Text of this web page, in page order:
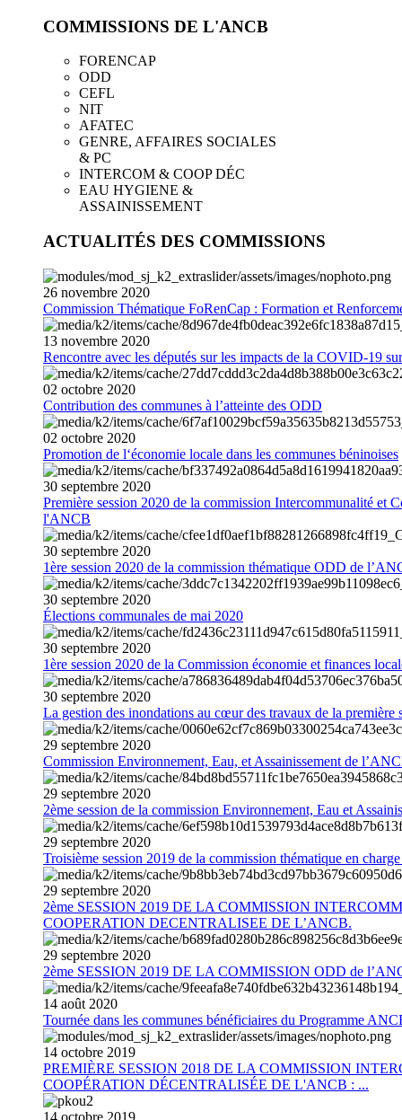
COMMISSIONS DE L'ANCB
FORENCAP
ODD
CEFL
NIT
AFATEC
GENRE, AFFAIRES SOCIALES
& PC
INTERCOM & COOP DÉC
EAU HYGIENE &
ASSAINISSEMENT
ACTUALITÉS DES COMMISSIONS
26 novembre 2020
Commission Thématique FoRenCap : Formation et
13 novembre 2020
Rencontre avec les députés sur les impacts de la COVID-19
02 octobre 2020
Contribution des communes à l’atteinte des ODD
02 octobre 2020
Promotion de l‘économie locale dans les communes béninoises
30 septembre 2020
Première session 2020 de la commission Intercommunalité et
l'ANCB
30 septembre 2020
1ère session 2020 de la commission thématique ODD de
30 septembre 2020
Élections communales de mai 2020
30 septembre 2020
1ère session 2020 de la Commission économie et finances
30 septembre 2020
La gestion des inondations au cœur des travaux de la première
29 septembre 2020
Commission Environnement, Eau, et Assainissement de
29 septembre 2020
2ème session de la commission Environnement, Eau et
29 septembre 2020
Troisième session 2019 de la commission thématique en
29 septembre 2020
2ème SESSION 2019 DE LA COMMISSION
COOPERATION DECENTRALISEE DE L’ANCB.
29 septembre 2020
2ème SESSION 2019 DE LA COMMISSION ODD de
14 août 2020
Tournée dans les communes bénéficiaires du Programme
14 octobre 2019
PREMIÈRE SESSION 2018 DE LA COMMISSION
COOPÉRATION DÉCENTRALISÉE DE L'ANCB : ...
14 octobre 2019